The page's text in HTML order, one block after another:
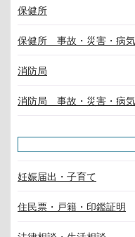
保健所
保健所 事故・災害・病気
消防局
消防局 事故・災害・病気
妊娠届出・子育て
住民票・戸籍・印鑑証明